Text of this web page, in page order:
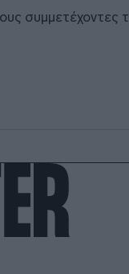
συμμετέχοντες